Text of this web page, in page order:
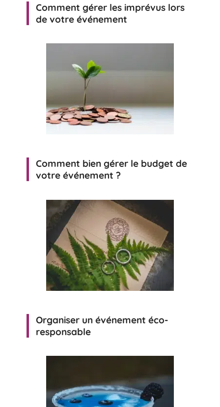
Comment gérer les imprévus lors
de votre événement
Comment bien gérer le budget de
votre événement ?
Organiser un événement éco-
responsable